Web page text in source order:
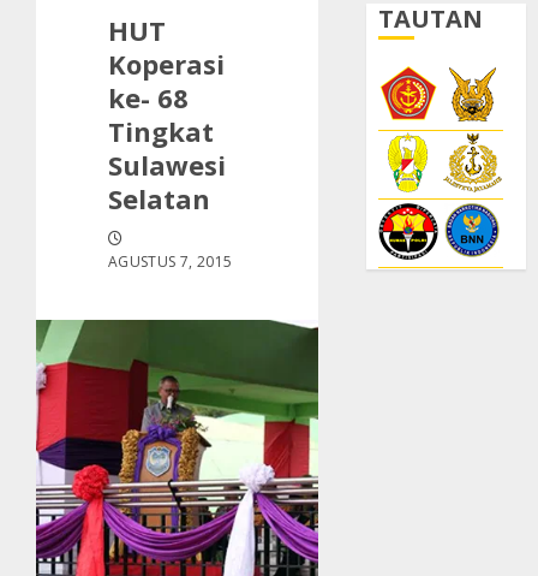
HUT
Koperasi
ke- 68
Tingkat
Sulawesi
Selatan
AGUSTUS 7, 2015
TAUTAN